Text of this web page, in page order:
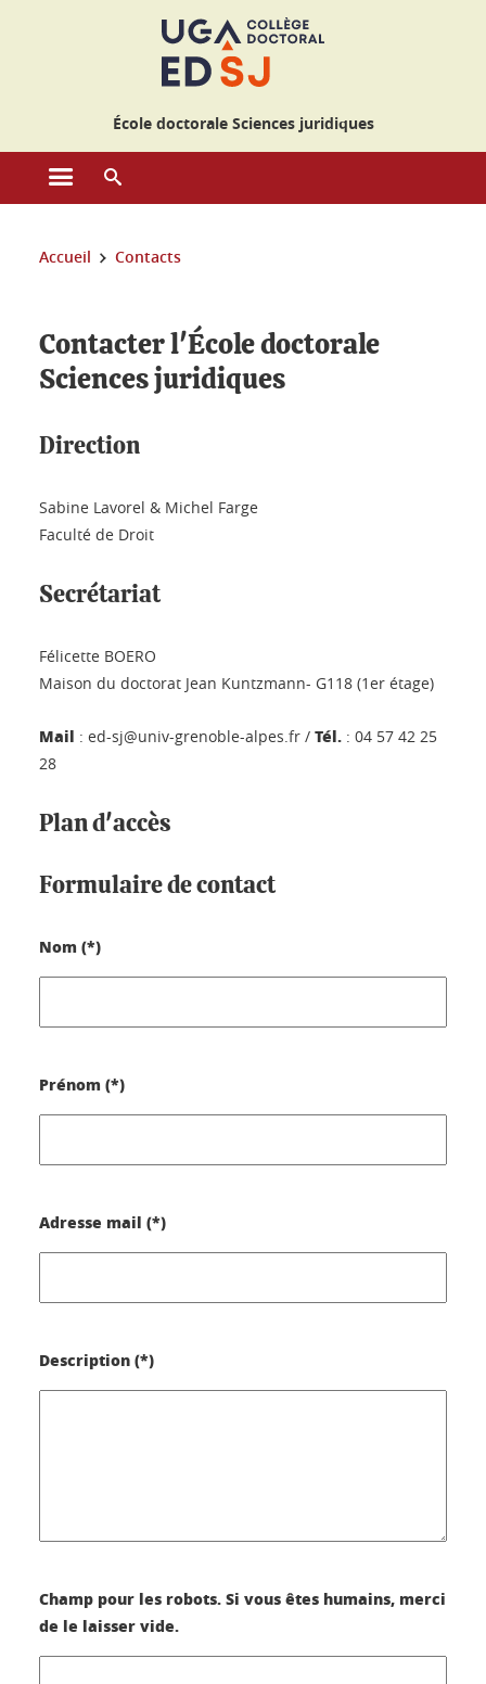
École doctorale Sciences juridiques
Ouvrir le menu principal
Vous êtes ici :
Accueil Contacts
Contacter l'École doctorale
Sciences juridiques
Direction
Sabine Lavorel & Michel Farge
Faculté de Droit
Secrétariat
Félicette BOERO
Maison du doctorat Jean Kuntzmann- G118 (1er étage)
Mail : ed-sj@univ-grenoble-alpes.fr / Tél. : 04 57 42 25
28
Plan d'accès
Formulaire de contact
Nom (*)
Prénom (*)
Adresse mail (*)
Description (*)
Champ pour les robots. Si vous êtes humains, merci
de le laisser vide.